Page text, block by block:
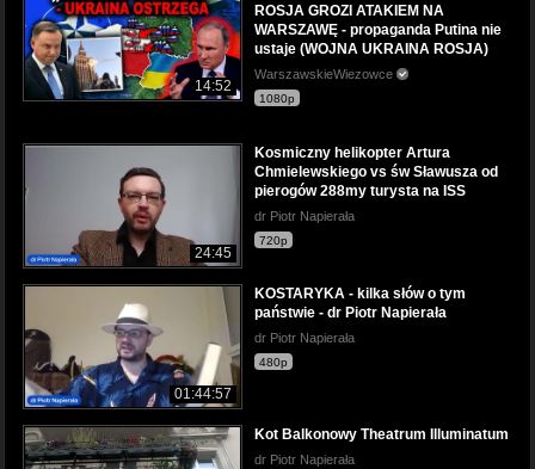
14:52
ROSJA GROZI ATAKIEM NA
WARSZAWĘ - propaganda Putina nie
ustaje (WOJNA UKRAINA ROSJA)
WarszawskieWiezowce
1080p
24:45
Kosmiczny helikopter Artura
Chmielewskiego vs św Sławusza od
pierogów 288my turysta na ISS
dr Piotr Napierała
720p
01:44:57
KOSTARYKA - kilka słów o tym
państwie - dr Piotr Napierała
dr Piotr Napierała
480p
Kot Balkonowy Theatrum Illuminatum
dr Piotr Napierała